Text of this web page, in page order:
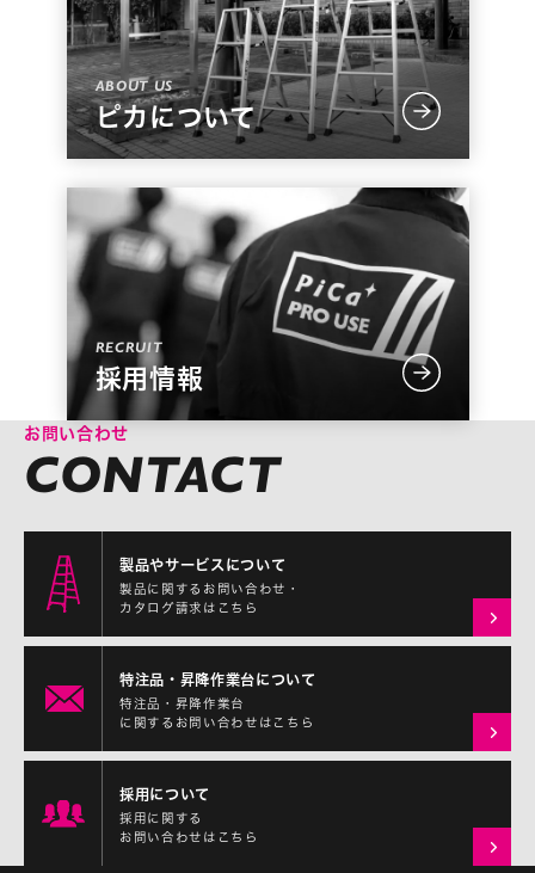
ピカについて
採用情報
お問い合わせ
製品やサービスについて
製品に関するお問い合わせ・
カタログ請求はこちら
特注品・昇降作業台について
特注品・昇降作業台
に関するお問い合わせはこちら
採用について
採用に関する
お問い合わせはこちら